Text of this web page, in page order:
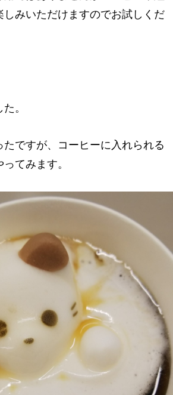
みいただけますのでお試しくだ
。
ですが、コーヒーに入れられる
てみます。